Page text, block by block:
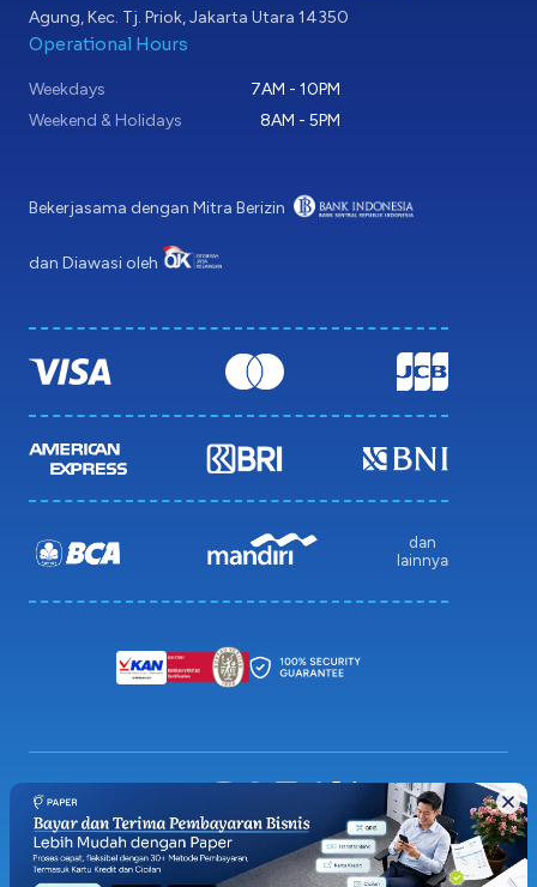
Agung, Kec. Tj. Priok, Jakarta Utara 14350
Operational Hours
Weekdays
7AM - 10PM
Weekend & Holidays
8AM - 5PM
Bekerjasama dengan Mitra Berizin
dan Diawasi oleh
dan
lainnya
© 2026 Paper.id (PT Pakar Digital Global)
Privacy Policy
Terms & Condition
Sitemap